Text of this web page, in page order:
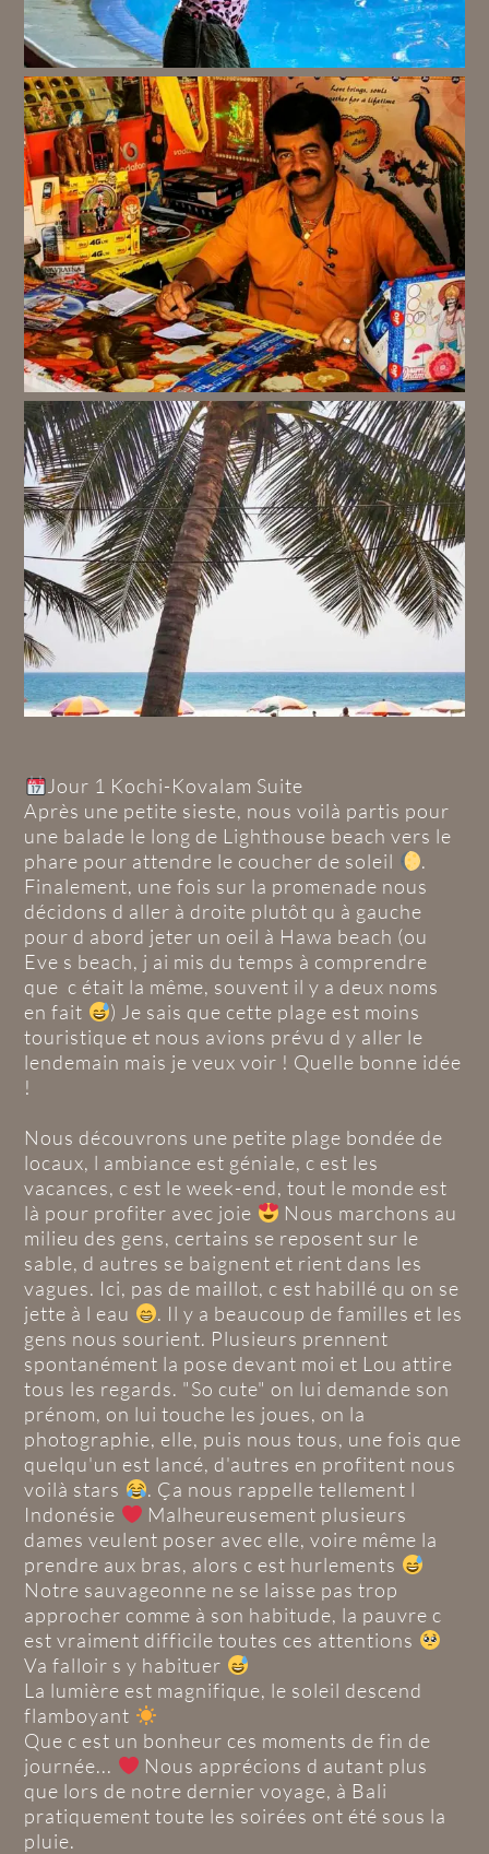
Jour 1 Kochi-Kovalam Suite
Après une petite sieste, nous voilà partis pour
une balade le long de Lighthouse beach vers le
phare pour attendre le coucher de soleil
.
Finalement, une fois sur la promenade nous
décidons d aller à droite plutôt qu à gauche
pour d abord jeter un oeil à Hawa beach (ou
Eve s beach, j ai mis du temps à comprendre
que c était la même, souvent il y a deux noms
en fait
) Je sais que cette plage est moins
touristique et nous avions prévu d y aller le
lendemain mais je veux voir ! Quelle bonne idée
!
Nous découvrons une petite plage bondée de
locaux, l ambiance est géniale, c est les
vacances, c est le week-end, tout le monde est
là pour profiter avec joie
Nous marchons au
milieu des gens, certains se reposent sur le
sable, d autres se baignent et rient dans les
vagues. Ici, pas de maillot, c est habillé qu on se
jette à l eau
. Il y a beaucoup de familles et les
gens nous sourient. Plusieurs prennent
spontanément la pose devant moi et Lou attire
tous les regards. "So cute" on lui demande son
prénom, on lui touche les joues, on la
photographie, elle, puis nous tous, une fois que
quelqu'un est lancé, d'autres en profitent nous
voilà stars
. Ça nous rappelle tellement l
Indonésie
Malheureusement plusieurs
dames veulent poser avec elle, voire même la
prendre aux bras, alors c est hurlements
Notre sauvageonne ne se laisse pas trop
approcher comme à son habitude, la pauvre c
est vraiment difficile toutes ces attentions
Va falloir s y habituer
La lumière est magnifique, le soleil descend
flamboyant
Que c est un bonheur ces moments de fin de
journée...
Nous apprécions d autant plus
que lors de notre dernier voyage, à Bali
pratiquement toute les soirées ont été sous la
pluie.